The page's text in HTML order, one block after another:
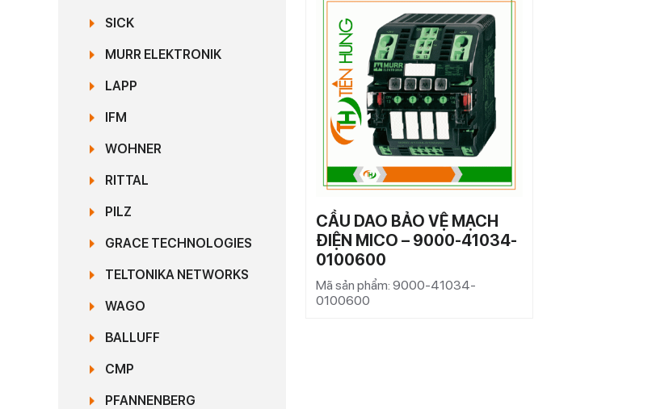
SICK
MURR ELEKTRONIK
LAPP
IFM
WOHNER
RITTAL
PILZ
GRACE TECHNOLOGIES
TELTONIKA NETWORKS
WAGO
BALLUFF
CMP
PFANNENBERG
CẦU DAO BẢO VỆ MẠCH
ĐIỆN MICO – 9000-41034-
0100600
Mã sản phẩm: 9000-41034-
0100600